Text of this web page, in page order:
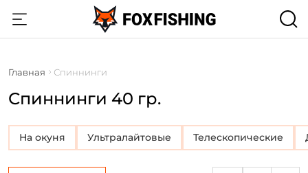
Главная Спиннинги
Спиннинги 40 гр.
на окуня Ультралайтовые Телескопические